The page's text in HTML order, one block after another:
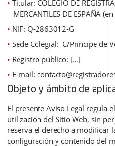
Titular: COLEGIO DE
MERCANTILES DE ESPAÑA
NIF: Q-2863012-G
Sede Colegial: C/Príncipe de
Registro público: […]
E-mail:
Objeto y ámbito de
El presente Aviso Legal regula
utilización del Sitio Web, sin
reserva el derecho a modificar
configuración y contenido del